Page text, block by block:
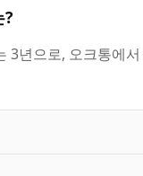
3년으로, 오크통에